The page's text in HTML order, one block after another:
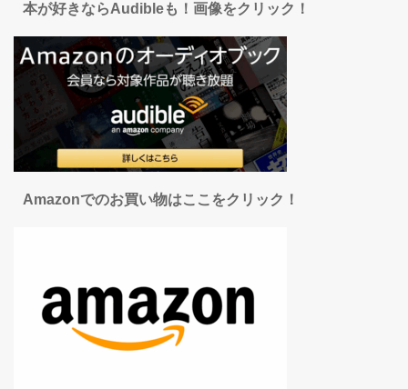
本が好きならAudibleも！画像をクリック！
Amazonでのお買い物はここをクリック！